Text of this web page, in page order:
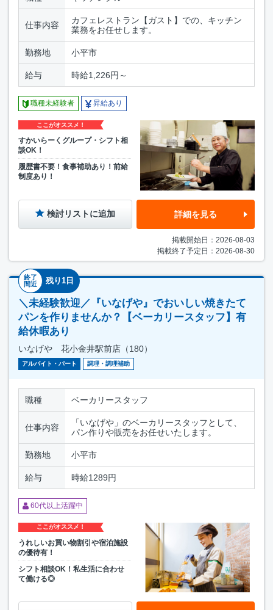
仕事内容
カフェレストラン【ガスト】での、キッチン
業務をお任せします。
勤務地 小平市
給与 時給1,226円～
職種未経験者 昇給あり
ここがオススメ！
すかいらーくグループ・シフト相
談OK！
履歴書不要！食事補助あり！前給
制度あり！
検討リストに追加 詳細を見る
掲載開始日：2026-08-03
掲載終了予定日：2026-08-30
終了
間近
残り1日
＼未経験歓迎／『いなげや』でおいしい焼きたて
パンを作りませんか？【ベーカリースタッフ】有
給休暇あり
いなげや 花小金井駅前店（180）
アルバイト・パート 調理・調理補助
職種 ベーカリースタッフ
仕事内容
「いなげや」のベーカリースタッフとして、
パン作りや販売をお任せいたします。
勤務地 小平市
給与 時給1289円
60代以上活躍中
ここがオススメ！
うれしいお買い物割引や宿泊施設
の優待有！
シフト相談OK！私生活に合わせ
て働ける◎